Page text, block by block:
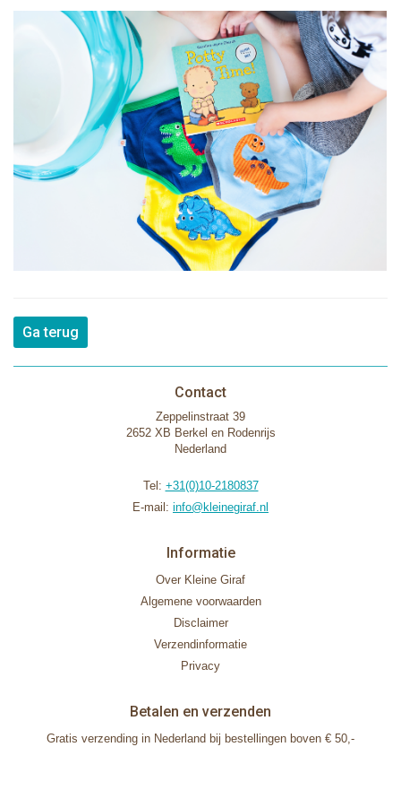
Ga terug
Contact
Zeppelinstraat 39
2652 XB Berkel en Rodenrijs
Nederland
Tel: +31(0)10-2180837
E-mail: info@kleinegiraf.nl
Informatie
Over Kleine Giraf
Algemene voorwaarden
Disclaimer
Verzendinformatie
Privacy
Betalen en verzenden
Gratis verzending in Nederland bij bestellingen boven € 50,-